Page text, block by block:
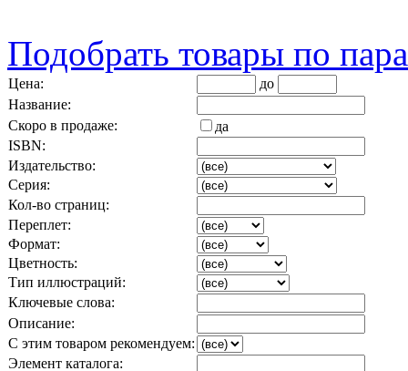
Подобрать товары по
Цена:
до
Название:
Скоро в продаже:
да
ISBN:
Издательство:
Серия:
Кол-во страниц:
Переплет:
Формат:
Цветность:
Тип иллюстраций:
Ключевые слова:
Описание:
С этим товаром рекомендуем:
Элемент каталога: